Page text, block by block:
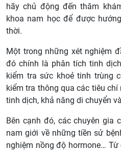
hãy chủ động đến thăm
khoa nam học để được
thời.
Một trong những xét nghiệm
đó chính là phân tích tinh
kiểm tra sức khoẻ tinh trùng
kiểm tra thông qua các tiêu
tinh dịch, khả năng di chuyển
Bên cạnh đó, các chuyên gia
nam giới về những tiền sử
nghiệm nồng độ hormone…